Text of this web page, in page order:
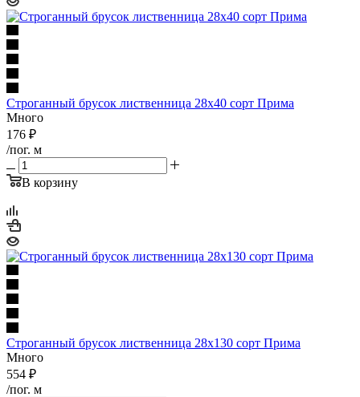
Строганный брусок лиственница 28х40 сорт Прима
Много
176 ₽
/пог. м
В корзину
Строганный брусок лиственница 28х130 сорт Прима
Много
554 ₽
/пог. м